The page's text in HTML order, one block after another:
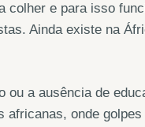
colher e para isso
Ainda existe na
ou a ausência de
africanas, onde